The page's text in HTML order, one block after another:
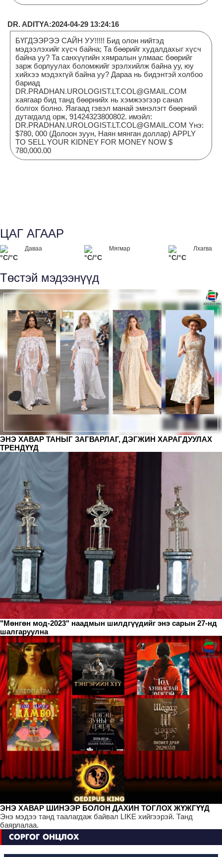
DR. ADITYA:2024-04-29 13:24:16
БҮГДЭЭРЭЭ САЙН УУ!!!!! Бид олон нийтэд
мэдээлэхийг хүсч байна; Та бөөрийг худалдахыг хүсч
байна уу? Та санхүүгийн хямралын улмаас бөөрийг
зарж борлуулах боломжийг эрэлхийлж байна уу, юу
хийхээ мэдэхгүй байна уу? Дараа нь бидэнтэй холбоо
бариад
DR.PRADHAN.UROLOGIST.LT.COL@GMAIL.COM
хаягаар бид танд бөөрнийх нь хэмжээгээр санал
болгох болно. Яагаад гэвэл манай эмнэлэгт бөөрний
дутагдалд орж, 91424323800802. имэйл:
DR.PRADHAN.UROLOGIST.LT.COL@GMAIL.COM Yнэ:
$780, 000 (Долоон зуун, Наян мянган доллар) APPLY
TO SELL YOUR KIDNEY FOR MONEY NOW $
780,000.00
ЦАГ АГААР
Даваа
°C/°C
Мягмар
°C/°C
Лхагва
°C/°C
Төстэй мэдээнүүд
ЭНЭ ХАВАР ТАНЫГ ЗАГВАРЛАГ, ДЭГЖИН ХАРАГДУУЛАХ
ТРЕНДҮҮД
"Мөнгөн мод-2023" наадмын шилдгүүдийг энэ сарын 27-нд
шалгаруулна
ЭНЭ ХАВАР ШИНЭЭР БОЛОН ДАХИН ТОГЛОХ ЖҮЖГҮҮД
Энэ мэдээ танд таалагдаж байвал LIKE хийгээрэй. Танд
баярлалаа.
СОРГОГ ОНЦЛОХ